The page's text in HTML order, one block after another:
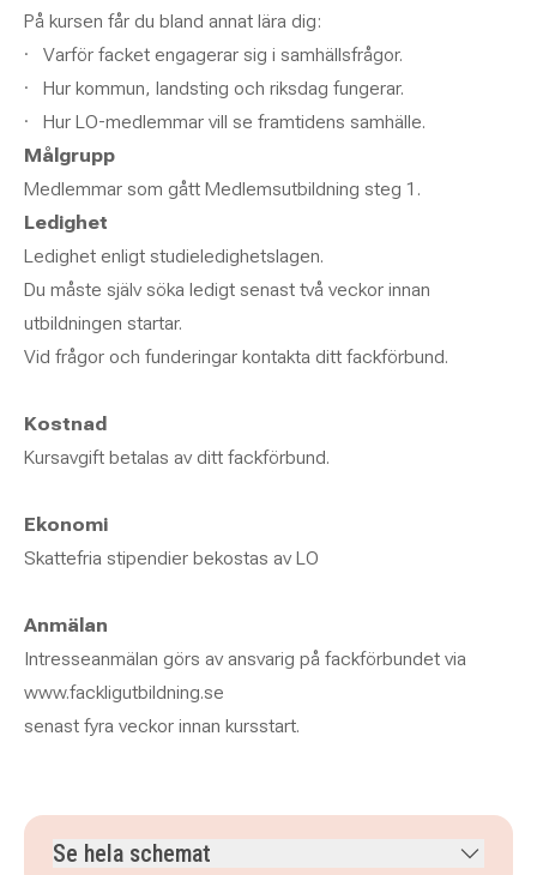
På kursen får du bland annat lära dig:
· Varför facket engagerar sig i samhällsfrågor.
· Hur kommun, landsting och riksdag fungerar.
· Hur LO-medlemmar vill se framtidens samhälle.
Målgrupp
Medlemmar som gått Medlemsutbildning steg 1.
Ledighet
Ledighet enligt studieledighetslagen.
Du måste själv söka ledigt senast två veckor innan
utbildningen startar.
Vid frågor och funderingar kontakta ditt fackförbund.
Kostnad
Kursavgift betalas av ditt fackförbund.
Ekonomi
Skattefria stipendier bekostas av LO
Anmälan
Intresseanmälan görs av ansvarig på fackförbundet via
www.fackligutbildning.se
senast fyra veckor innan kursstart.
Se hela schemat